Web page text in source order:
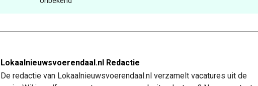
Lokaalnieuwsvoerendaal.nl Redactie
De redactie van Lokaalnieuwsvoerendaal.nl verzamelt vacatures uit de